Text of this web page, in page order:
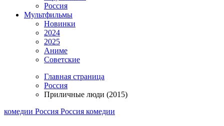
Россия
Мультфильмы
Новинки
2024
2025
Аниме
Советские
Главная страница
Россия
Приличные люди (2015)
комедии Россия Россия комедии